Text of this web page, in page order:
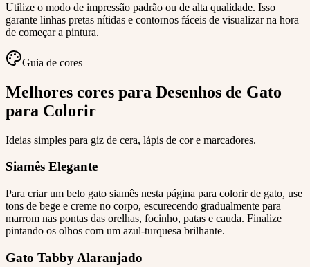
Utilize o modo de impressão padrão ou de alta qualidade. Isso
garante linhas pretas nítidas e contornos fáceis de visualizar na hora
de começar a pintura.
Guia de cores
Melhores cores para Desenhos de Gato
para Colorir
Ideias simples para giz de cera, lápis de cor e marcadores.
Siamês Elegante
Para criar um belo gato siamês nesta página para colorir de gato, use
tons de bege e creme no corpo, escurecendo gradualmente para
marrom nas pontas das orelhas, focinho, patas e cauda. Finalize
pintando os olhos com um azul-turquesa brilhante.
Gato Tabby Alaranjado